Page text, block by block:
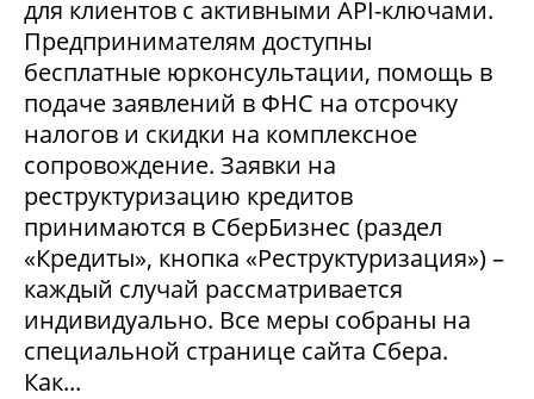
для клиентов с активными API-ключами.
Предпринимателям доступны
бесплатные юрконсультации, помощь в
подаче заявлений в ФНС на отсрочку
налогов и скидки на комплексное
сопровождение. Заявки на
реструктуризацию кредитов
принимаются в СберБизнес (раздел
«Кредиты», кнопка «Реструктуризация») –
каждый случай рассматривается
индивидуально. Все меры собраны на
специальной странице сайта Сбера.
Как...